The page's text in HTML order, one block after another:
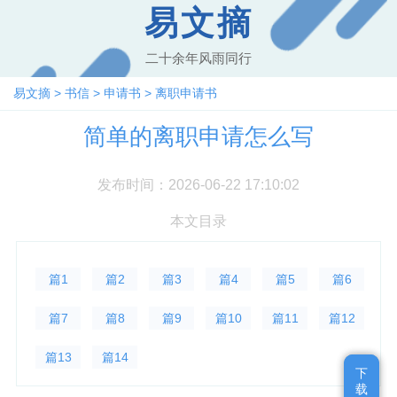
易文摘
二十余年风雨同行
易文摘 > 书信 > 申请书 > 离职申请书
简单的离职申请怎么写
发布时间：2026-06-22 17:10:02
本文目录
篇1 篇2 篇3 篇4 篇5 篇6
篇7 篇8 篇9 篇10 篇11 篇12
篇13 篇14
下
载
下
载